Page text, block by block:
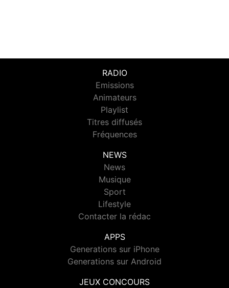
RADIO
Emissions
Animateurs
Playlist
Titres diffusés
Fréquences
NEWS
News
Musique
Sport
Lifestyle
Contacter la rédac
APPS
Generations sur iPhone
Generations sur Android
JEUX CONCOURS